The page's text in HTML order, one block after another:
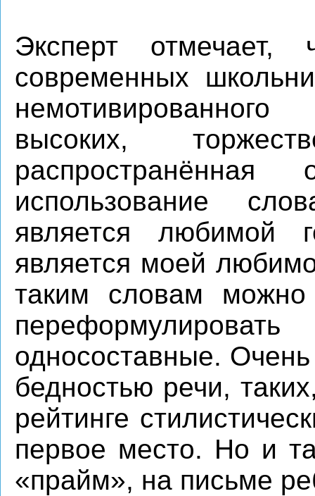
Эксперт
современных
высоких,
использование
является любимой
является моей
таким словам
односоставные.
бедностью речи,
рейтинге
первое место. Но и
«прайм», на письме